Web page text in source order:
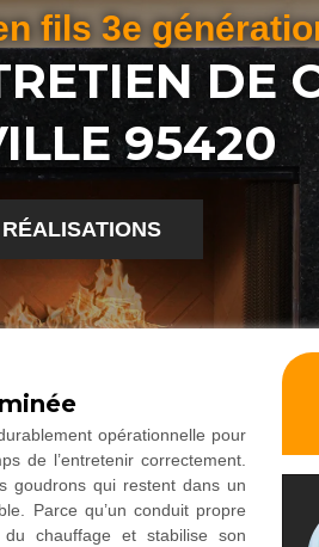
fils 3e
DE
95420
opérationnelle pour
de l’entretenir correctement.
goudrons qui restent dans un
Parce qu’un conduit propre
chauffage et stabilise son